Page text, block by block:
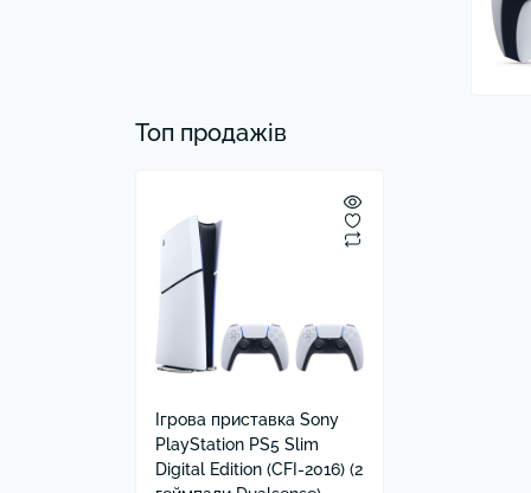
Топ продажів
Ігрова приставка Sony
PlayStation PS5 Slim
Digital Edition (CFI-2016) (2